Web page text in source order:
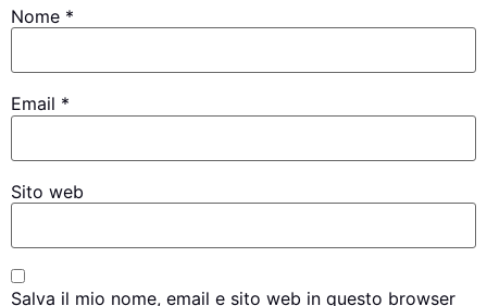
Nome *
Email *
Sito web
Salva il mio nome, email e sito web in questo browser